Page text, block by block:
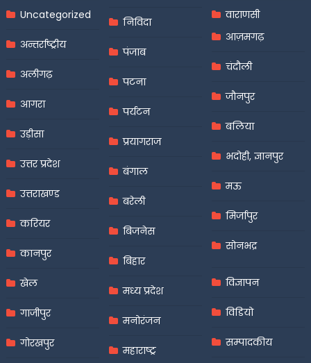
Uncategorized
अन्तर्राष्ट्रीय
अलीगढ़
आगरा
उड़ीसा
उत्तर प्रदेश
उत्तराखण्ड
करियर
कानपुर
खेल
गाजीपुर
गोरखपुर
निविदा
पंजाब
पटना
पर्यटन
प्रयागराज
बंगाल
बरेली
बिजनेस
बिहार
मध्य प्रदेश
मनोरंजन
महाराष्ट्र
वाराणसी
आज़मगढ़
चंदौली
जौनपुर
बलिया
भदोही, ज्ञानपुर
मऊ
मिर्जापुर
सोनभद्र
विज्ञापन
विडियो
सम्पादकीय